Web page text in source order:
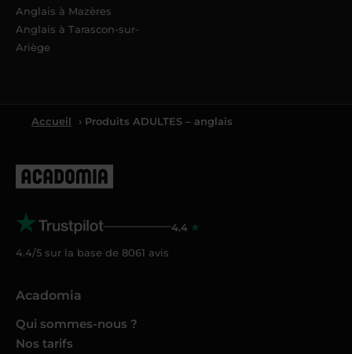
Anglais à Mazères
Anglais à Tarascon-sur-
Ariège
Accueil › Produits ADULTES – anglais
4.4
4.4/5 sur la base de 8061 avis
Acadomia
Qui sommes-nous ?
Nos tarifs